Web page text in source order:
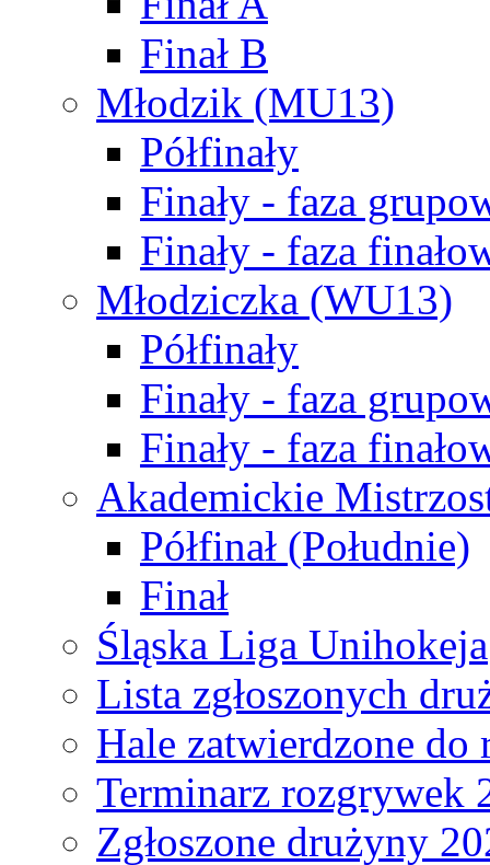
Finał B
Młodzik (MU13)
Półfinały
Finały - faza
Finały - faza
Młodziczka (WU13)
Półfinały
Finały - faza
Finały - faza
Akademickie
Półfinał (Południe)
Finał
Śląska Liga Unihokeja
Lista zgłoszonych
Hale zatwierdzone do
Terminarz rozgrywek
Zgłoszone drużyny